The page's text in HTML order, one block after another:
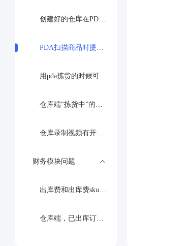
创建好的仓库在PDA中没有显示出来无法选择，是什么原因呢？
PDA扫描商品时提示‘未找到商品’”的问题
用pda拣货的时候可以批量领任务吗
仓库端“拣货中”的订单剩余发货时间仅剩6小时，但在筛选条件“剩发时间<1天”下无法搜索到
仓库录制视频有开启视频水印，但录制打包视频一直都没有显示水印，是什么原因导致的？
财务模块问题
出库费和出库费sku哪个优先
仓库端，已出库订单的重新收费可以收费包材费吗